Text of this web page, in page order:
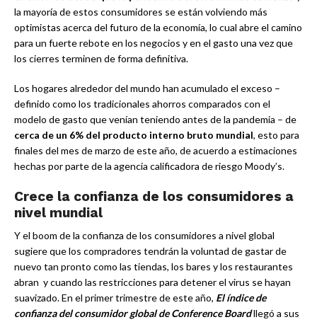
la mayoría de estos consumidores se están volviendo más
optimistas acerca del futuro de la economía, lo cual abre el camino
para un fuerte rebote en los negocios y en el gasto una vez que
los cierres terminen de forma definitiva.
Los hogares alrededor del mundo han acumulado el exceso –
definido como los tradicionales ahorros comparados con el
modelo de gasto que venían teniendo antes de la pandemia – de
cerca de un 6% del producto interno bruto mundial, esto para
finales del mes de marzo de este año, de acuerdo a estimaciones
hechas por parte de la agencia calificadora de riesgo Moody’s.
Crece la confianza de los consumidores a
nivel mundial
Y el boom de la confianza de los consumidores a nivel global
sugiere que los compradores tendrán la voluntad de gastar de
nuevo tan pronto como las tiendas, los bares y los restaurantes
abran y cuando las restricciones para detener el virus se hayan
suavizado. En el primer trimestre de este año, El índice de
confianza del consumidor global de Conference Boardllegó a sus